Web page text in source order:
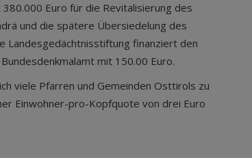
Euro für die Revitalisierung des
und die spätere Übersiedelung des
Landesgedächtnisstiftung finanziert den
mit 150.00 Euro.
viele Pfarren und Gemeinden Osttirols zu
Einwohner-pro-Kopfquote von drei Euro